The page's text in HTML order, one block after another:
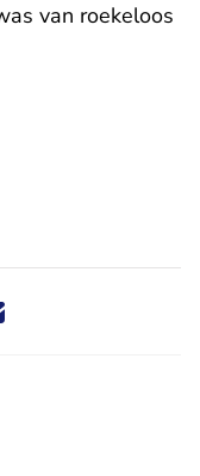
van roekeloos
via X -
nieuwsbericht via
dit nieuwsbericht
Deel dit